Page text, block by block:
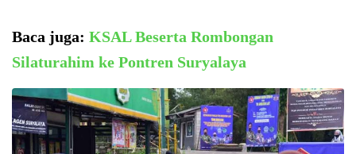
Baca juga: KSAL Beserta Rombongan
Silaturahim ke Pontren Suryalaya